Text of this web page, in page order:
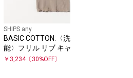
SHIPS any
BASIC COTTON:〈洗濯機可
能〉フリル リブ キャミソール
￥ 3,234〔30%OFF〕